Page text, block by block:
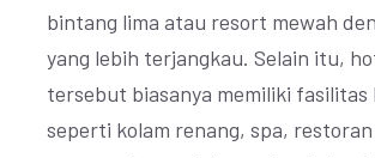
bintang lima atau resort mewah
yang lebih terjangkau. Selain itu,
tersebut biasanya memiliki fasilitas
seperti kolam renang, spa,